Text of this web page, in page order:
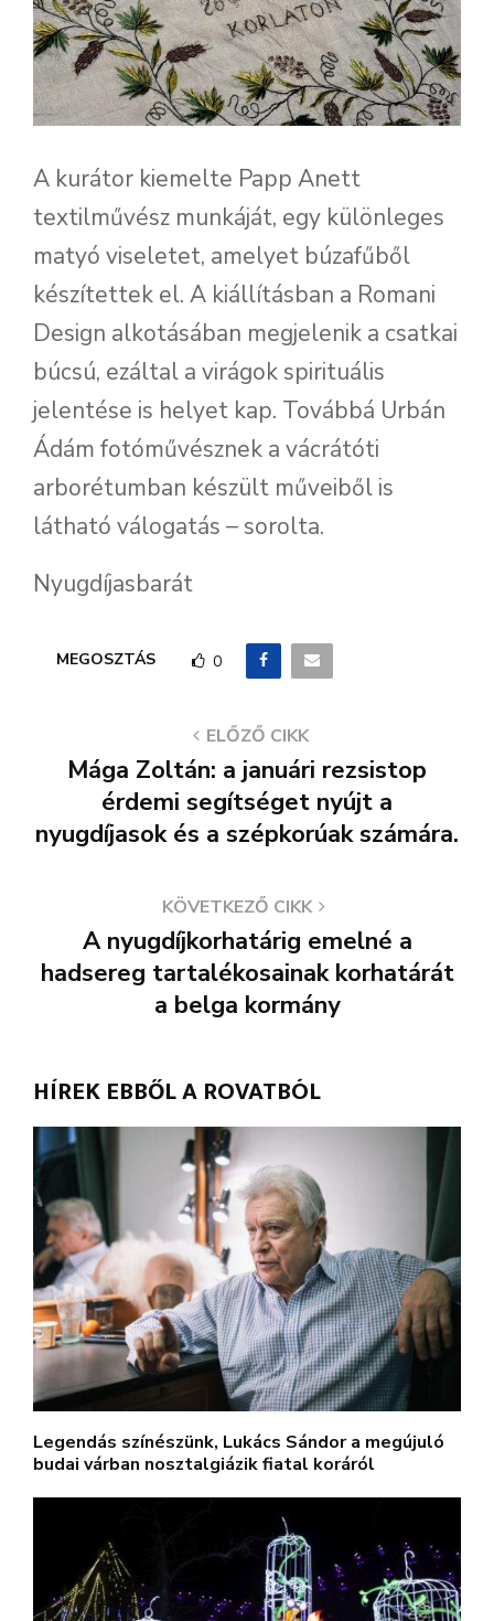
A kurátor kiemelte Papp Anett
textilművész munkáját, egy különleges
matyó viseletet, amelyet búzafűből
készítettek el. A kiállításban a Romani
Design alkotásában megjelenik a csatkai
búcsú, ezáltal a virágok spirituális
jelentése is helyet kap. Továbbá Urbán
Ádám fotóművésznek a vácrátóti
arborétumban készült műveiből is
látható válogatás – sorolta.
Nyugdíjasbarát
MEGOSZTÁS 0
ELŐZŐ CIKK
Mága Zoltán: a januári rezsistop
érdemi segítséget nyújt a
nyugdíjasok és a szépkorúak számára.
KÖVETKEZŐ CIKK
A nyugdíjkorhatárig emelné a
hadsereg tartalékosainak korhatárát
a belga kormány
HÍREK EBBŐL A ROVATBÓL
Legendás színészünk, Lukács Sándor a megújuló
budai várban nosztalgiázik fiatal koráról